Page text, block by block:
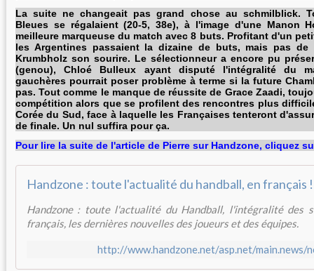
La suite ne changeait pas grand chose au schmilblick.
Bleues se régalaient (20-5, 38e), à l'image d'une Manon
meilleure marqueuse du match avec 8 buts. Profitant d'un
les Argentines passaient la dizaine de buts, mais pas de
Krumbholz son sourire. Le sélectionneur a encore pu
(genou), Chloé Bulleux ayant disputé l'intégralité du
gauchères pourrait poser problème à terme si la future
pas. Tout comme le manque de réussite de Grace Zaadi,
compétition alors que se profilent des rencontres plus
Corée du Sud, face à laquelle les Françaises tenteront
de finale. Un nul suffira pour ça.
Pour lire la suite de l'article de Pierre sur Handzone, cliquez
Handzone : toute l'actualité du handball, en français !
Handzone : toute l'actualité du Handball, l'intégralité des
français, les dernières nouvelles des joueurs et des équipes.
http://www.handzone.net/asp.net/main.news/